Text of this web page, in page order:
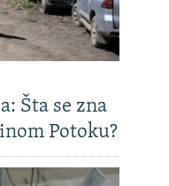
Šta se zna
Potoku?